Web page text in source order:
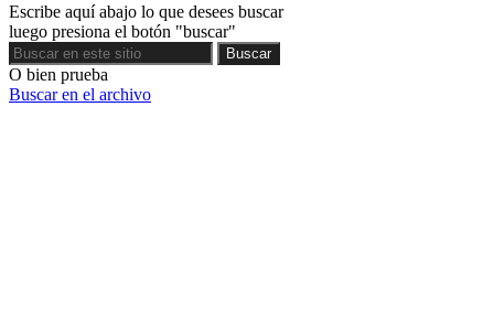
Escribe aquí abajo lo que desees buscar
luego presiona el botón "buscar"
Buscar
Buscar
O bien prueba
Buscar en el archivo